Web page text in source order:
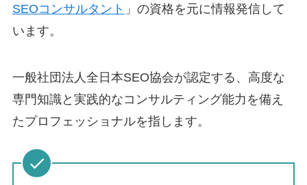
SEOコンサルタント 」の資格を元に情報発信して
います。
一般社団法人全日本SEO協会が認定する、高度な
専門知識と実践的なコンサルティング能力を備え
たプロフェッショナルを指します。